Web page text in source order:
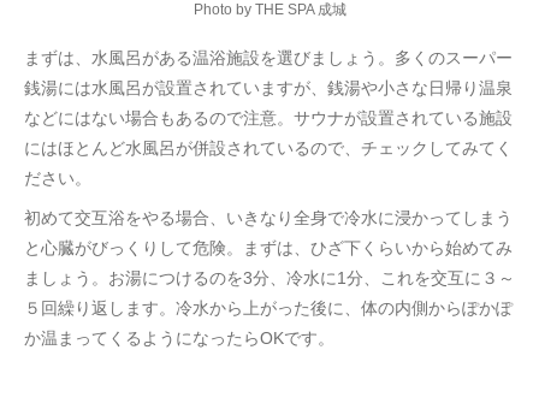
Photo by THE SPA 成城
まずは、水風呂がある温浴施設を選びましょう。多くのスーパー
銭湯には水風呂が設置されていますが、銭湯や小さな日帰り温泉
などにはない場合もあるので注意。サウナが設置されている施設
にはほとんど水風呂が併設されているので、チェックしてみてく
ださい。
初めて交互浴をやる場合、いきなり全身で冷水に浸かってしまう
と心臓がびっくりして危険。まずは、ひざ下くらいから始めてみ
ましょう。お湯につけるのを3分、冷水に1分、これを交互に３～
５回繰り返します。冷水から上がった後に、体の内側からぽかぽ
か温まってくるようになったらOKです。